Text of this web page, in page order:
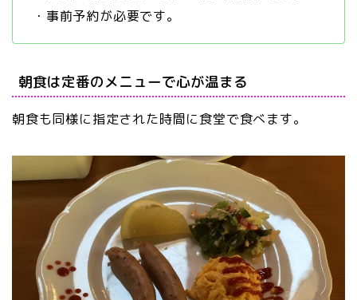
・事前予約が必要です。
朝食は定番のメニューで心が温まる
朝食も同様に指定された時間に食堂で食べます。